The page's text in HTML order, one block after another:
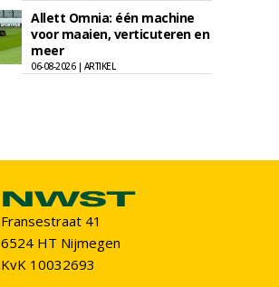
Allett Omnia: één machine
voor maaien, verticuteren en
meer
06-08-2026 | ARTIKEL
Fransestraat 41
6524 HT Nijmegen
KvK 10032693